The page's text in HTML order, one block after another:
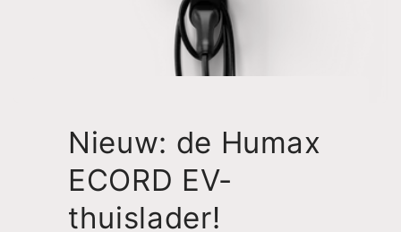
Nieuw: de Humax
ECORD EV-
thuislader!